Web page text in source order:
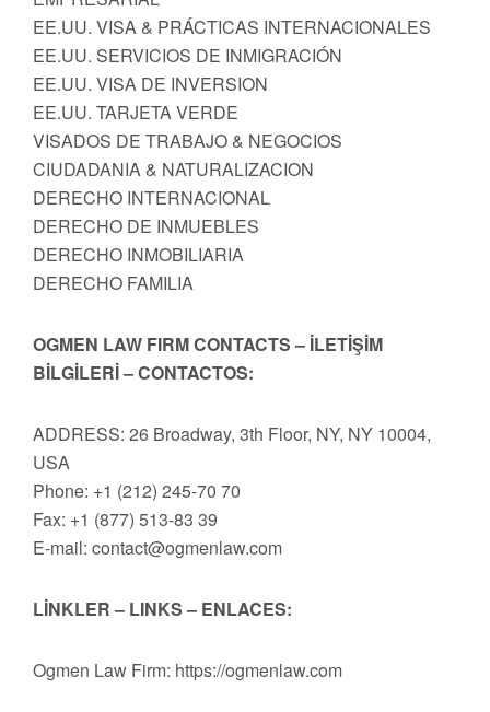
EE.UU. VISA & PRÁCTICAS INTERNACIONALES
EE.UU. SERVICIOS DE INMIGRACIÓN
EE.UU. VISA DE INVERSION
EE.UU. TARJETA VERDE
VISADOS DE TRABAJO & NEGOCIOS
CIUDADANIA & NATURALIZACION
DERECHO INTERNACIONAL
DERECHO DE INMUEBLES
DERECHO INMOBILIARIA
DERECHO FAMILIA
OGMEN LAW FIRM CONTACTS – İLETİŞİM
BİLGİLERİ – CONTACTOS:
ADDRESS: 26 Broadway, 3th Floor, NY, NY 10004,
USA
Phone: +1 (212) 245-70 70
Fax: +1 (877) 513-83 39
E-mail: contact@ogmenlaw.com
LİNKLER – LINKS – ENLACES:
Ogmen Law Firm: https://ogmenlaw.com